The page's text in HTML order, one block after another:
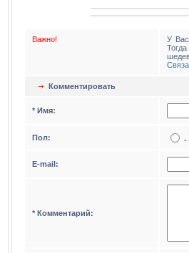
Важно!
У Вас
Комментировать
* Имя:
Пол: -
Е-mail:
* Комментарий: